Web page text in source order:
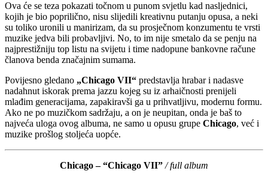
Ova će se teza pokazati točnom u punom svjetlu kad nasljednici,
kojih je bio poprilično, nisu slijedili kreativnu putanju opusa, a neki
su toliko uronili u manirizam, da su prosječnom konzumentu te vrsti
muzike jedva bili probavljivi. No, to im nije smetalo da se penju na
najprestižniju top listu na svijetu i time nadopune bankovne račune
članova benda značajnim sumama.
Povijesno gledano „Chicago VII“ predstavlja hrabar i nadasve
nadahnut iskorak prema jazzu kojeg su iz arhaičnosti prenijeli
mlađim generacijama, zapakiravši ga u prihvatljivu, modernu formu.
Ako ne po muzičkom sadržaju, a on je neupitan, onda je baš to
najveća uloga ovog albuma, ne samo u opusu grupe Chicago, već i
muzike prošlog stoljeća uopće.
Chicago – “Chicago VII” / full album